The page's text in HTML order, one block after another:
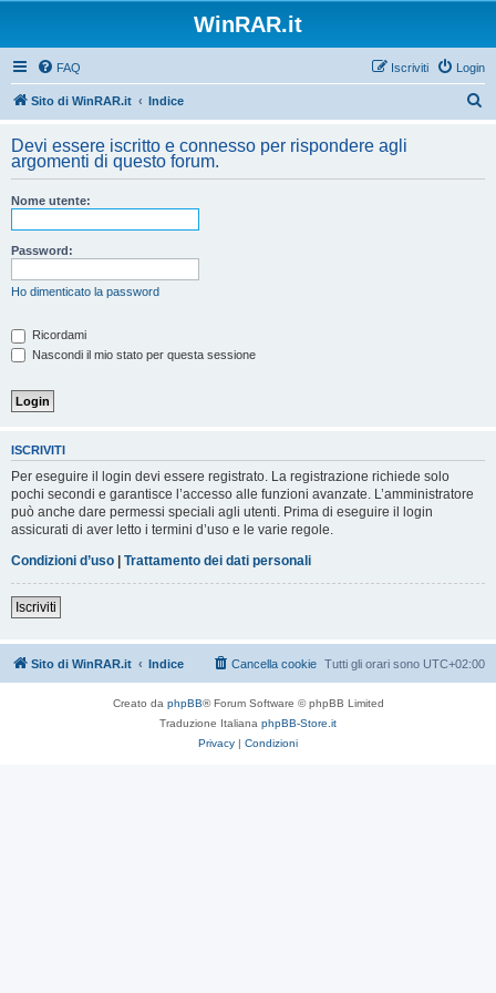
WinRAR.it
FAQ Login
Iscriviti
Sito di WinRAR.it Indice
c
Devi essere iscritto e connesso per rispondere agli
argomenti di questo forum.
Nome utente:
Password:
Ho dimenticato la password
Ricordami
Nascondi il mio stato per questa sessione
ISCRIVITI
Per eseguire il login devi essere registrato. La registrazione richiede solo
pochi secondi e garantisce l’accesso alle funzioni avanzate. L’amministratore
può anche dare permessi speciali agli utenti. Prima di eseguire il login
assicurati di aver letto i termini d’uso e le varie regole.
Condizioni d’uso | Trattamento dei dati personali
Iscriviti
Sito di WinRAR.it Indice Tutti gli orari sono UTC+02:00
Cancella cookie
Creato da phpBB® Forum Software © phpBB Limited
Traduzione Italiana phpBB-Store.it
Privacy | Condizioni